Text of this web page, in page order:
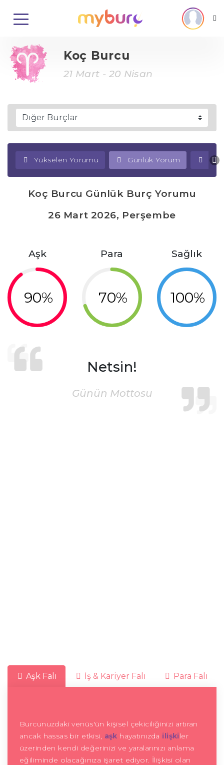
Koç Burcu
21 Mart - 20 Nisan
Yükselen Yorumu Günlük Yorum
Koç Burcu Günlük Burç Yorumu
26 Mart 2026, Perşembe
Aşk
90%
Para
70%
Sağlık
100%
Netsin!
Günün Mottosu
Aşk Falı İş & Kariyer Falı Para Falı
Burcunuzdaki venüs'ün kişisel çekiciliğinizi artıran
ancak hassas bir etkisi, aşk hayatınızda ilişkiler
üzerinden kendi değerinizi ve yaralarınızı anlama
eğiliminde olacağınıza işaret ediyor. İlişkisi olan